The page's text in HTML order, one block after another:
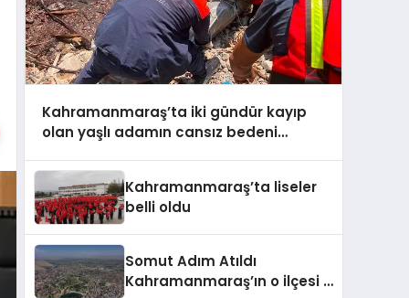
Kahramanmaraş’ta iki gündür kayıp
olan yaşlı adamın cansız bedeni
Kahramanmaraş’ta liseler
belli oldu
Somut Adım Atıldı
Kahramanmaraş’ın o ilçesi il